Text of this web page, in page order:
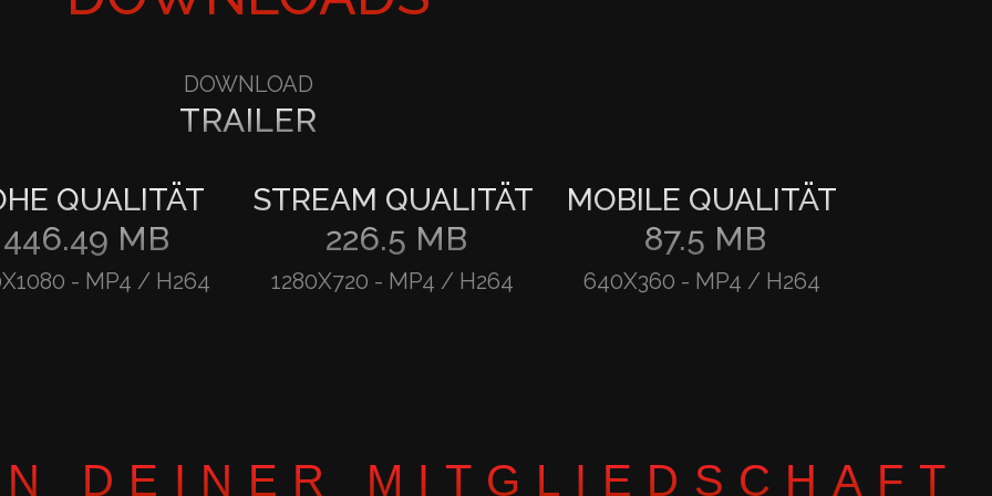
DOWNLOAD
TRAILER
QUALITÄT
446.49 MB
- MP4 / H264
STREAM QUALITÄT
226.5 MB
1280X720 - MP4 / H264
MOBILE QUALITÄT
87.5 MB
640X360 - MP4 / H264
DEINER MITGLIEDSCHAFT